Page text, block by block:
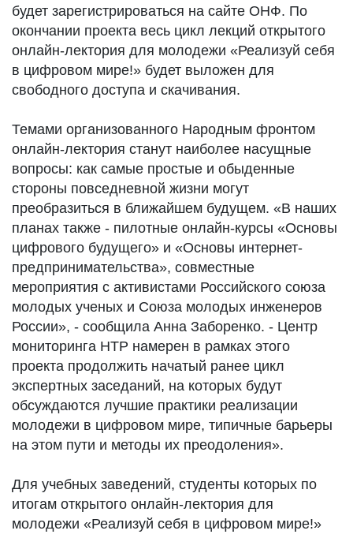
будет зарегистрироваться на сайте ОНФ. По
окончании проекта весь цикл лекций открытого
онлайн-лектория для молодежи «Реализуй себя
в цифровом мире!» будет выложен для
свободного доступа и скачивания.
Темами организованного Народным фронтом
онлайн-лектория станут наиболее насущные
вопросы: как самые простые и обыденные
стороны повседневной жизни могут
преобразиться в ближайшем будущем. «В наших
планах также - пилотные онлайн-курсы «Основы
цифрового будущего» и «Основы интернет-
предпринимательства», совместные
мероприятия с активистами Российского союза
молодых ученых и Союза молодых инженеров
России», - сообщила Анна Заборенко. - Центр
мониторинга НТР намерен в рамках этого
проекта продолжить начатый ранее цикл
экспертных заседаний, на которых будут
обсуждаются лучшие практики реализации
молодежи в цифровом мире, типичные барьеры
на этом пути и методы их преодоления».
Для учебных заведений, студенты которых по
итогам открытого онлайн-лектория для
молодежи «Реализуй себя в цифровом мире!»